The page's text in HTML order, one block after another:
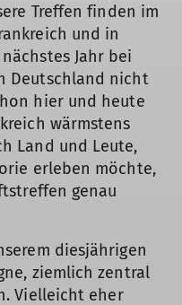
Treffen finden im
und in
Jahr bei
Deutschland nicht
hier und heute
wärmstens
Land und Leute,
erleben möchte,
genau
diesjährigen
ziemlich zentral
Vielleicht eher